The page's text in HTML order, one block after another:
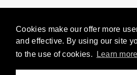
Cookies make our offer more
and effective. By using our site
to the use of cookies.
Learn more